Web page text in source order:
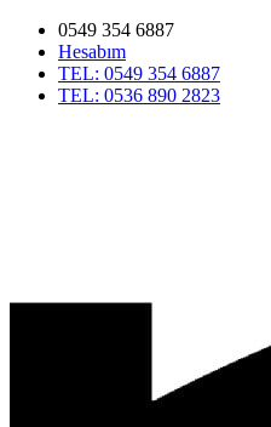
0549 354 6887
Hesabım
TEL: 0549 354 6887
TEL: 0536 890 2823